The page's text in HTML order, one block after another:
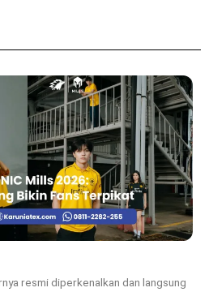
resmi diperkenalkan dan langsung